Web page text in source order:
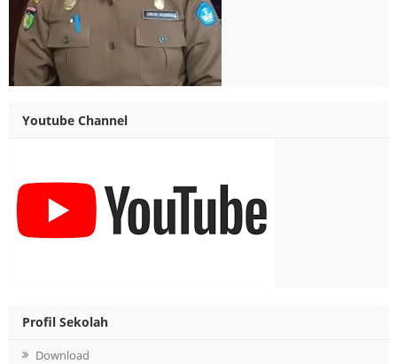
Youtube Channel
Profil Sekolah
Download